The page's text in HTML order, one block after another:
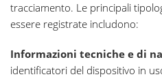
tracciamento. Le principali
essere registrate includono:
Informazioni tecniche e di
identificatori del dispositivo in